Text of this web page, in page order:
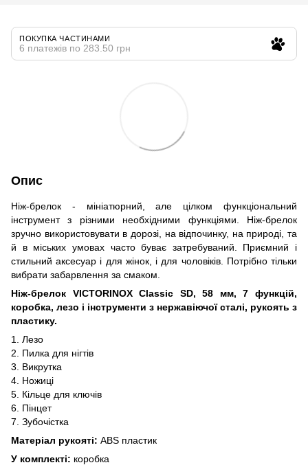
ПОКУПКА ЧАСТИНАМИ
6 платежів по 283.50 грн
Опис
Ніж-брелок - мініатюрний, але цілком функціональний
інструмент з різними необхідними функціями. Ніж-брелок
зручно використовувати в дорозі, на відпочинку, на природі, та
й в міських умовах часто буває затребуваний. Приємний і
стильний аксесуар і для жінок, і для чоловіків. Потрібно тільки
вибрати забарвлення за смаком.
Ніж-брелок VICTORINOX Classic SD, 58 мм, 7 функцій,
коробка, лезо і інструменти з нержавіючої сталі, рукоять з
пластику.
1. Лезо
2. Пилка для нігтів
3. Викрутка
4. Ножиці
5. Кільце для ключів
6. Пінцет
7. Зубочістка
Матеріал рукояті: ABS пластик
У комплекті: коробка